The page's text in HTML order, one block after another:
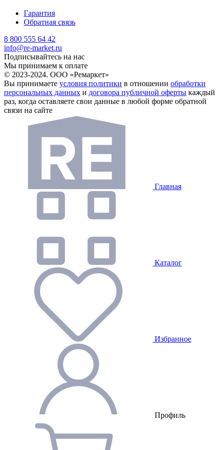
Гарантия
Обратная связь
8 800 555 64 42
info@re-market.ru
Подписывайтесь на нас
Мы принимаем к оплате
© 2023-2024. ООО «Ремаркет»
Вы принимаете условия политики в отношении обработки
персональных данных и договора публичной оферты каждый
раз, когда оставляете свои данные в любой форме обратной
связи на сайте
Главная
Каталог
Избранное
Профиль